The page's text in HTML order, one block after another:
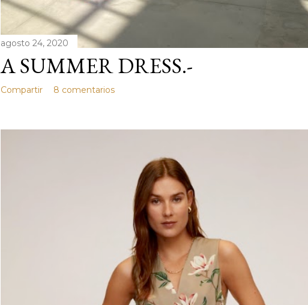
agosto 24, 2020
A SUMMER DRESS.-
Compartir 8 comentarios